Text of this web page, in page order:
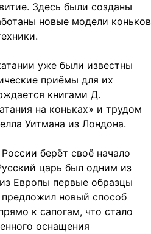
Здесь были созданы
новые модели коньков
уже были известны
приёмы для их
книгами Д.
на коньках» и трудом
Уитмана из Лондона.
берёт своё начало
царь был одним из
Европы первые образцы
новый способ
к сапогам, что стало
оснащения